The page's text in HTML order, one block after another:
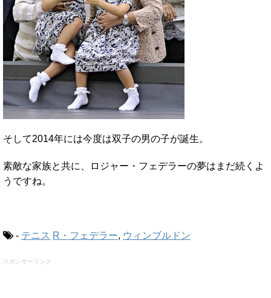
そして2014年には今度は双子の男の子が誕生。
素敵な家族と共に、ロジャー・フェデラーの夢はまだ続くよ
うですね。
- テニス R・フェデラー, ウィンブルドン
スポンサーリンク